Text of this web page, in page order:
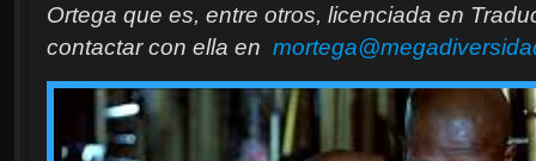
Ortega que es, entre otros, licenciada en
contactar con ella en